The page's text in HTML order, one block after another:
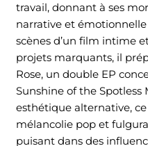
travail, donnant à ses
narrative et
scènes d’un film intime
projets marquants, il
Rose, un double EP
Sunshine of the Spotless
esthétique alternative,
mélancolie pop et
puisant dans des